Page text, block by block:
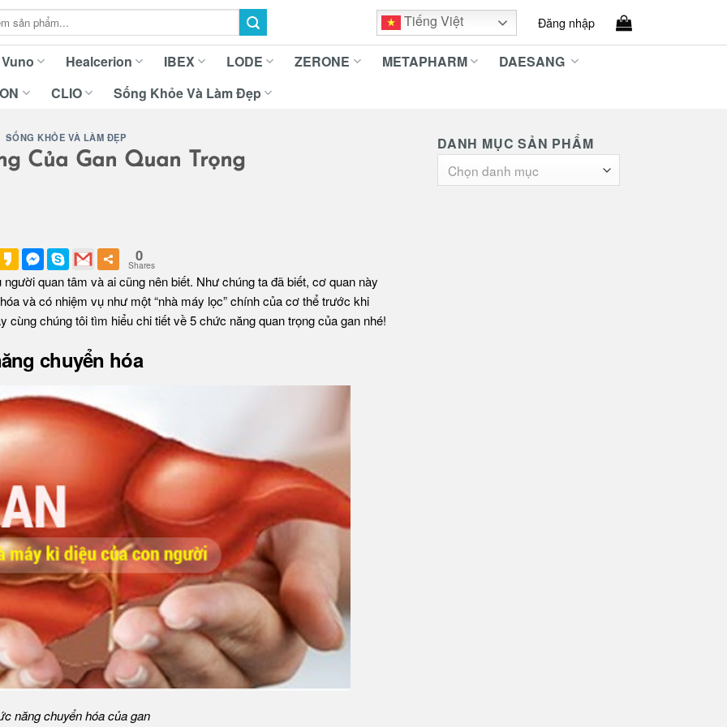
Tiếng Việt Đăng nhập
Vuno Healcerion IBEX LODE ZERONE METAPHARM
DAESANG
CLIO Sống Khỏe Và Làm Đẹp
SỐNG KHỎE VÀ LÀM ĐẸP
Của Gan Quan Trọng
0
Shares
quan tâm và ai cũng nên biết. Như chúng ta đã biết, cơ quan này
và có nhiệm vụ như một “nhà máy lọc” chính của cơ thể trước khi
chúng tôi tìm hiểu chi tiết về 5 chức năng quan trọng của gan nhé!
chuyển hóa
năng chuyển hóa của gan
DANH MỤC SẢN PHẨM
Chọn danh mục